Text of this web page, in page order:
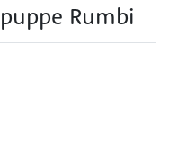
Rumbi